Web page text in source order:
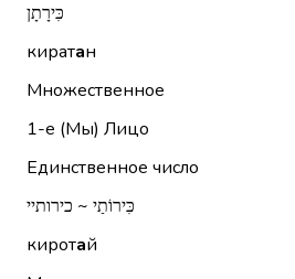
כִּירָתָן
киратан
Множественное
1-е (Мы) Лицо
Единственное число
כִּירוֹתַי ~ כירותיי
киротай